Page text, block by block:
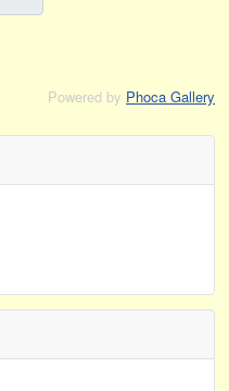
Powered by Phoca Gallery